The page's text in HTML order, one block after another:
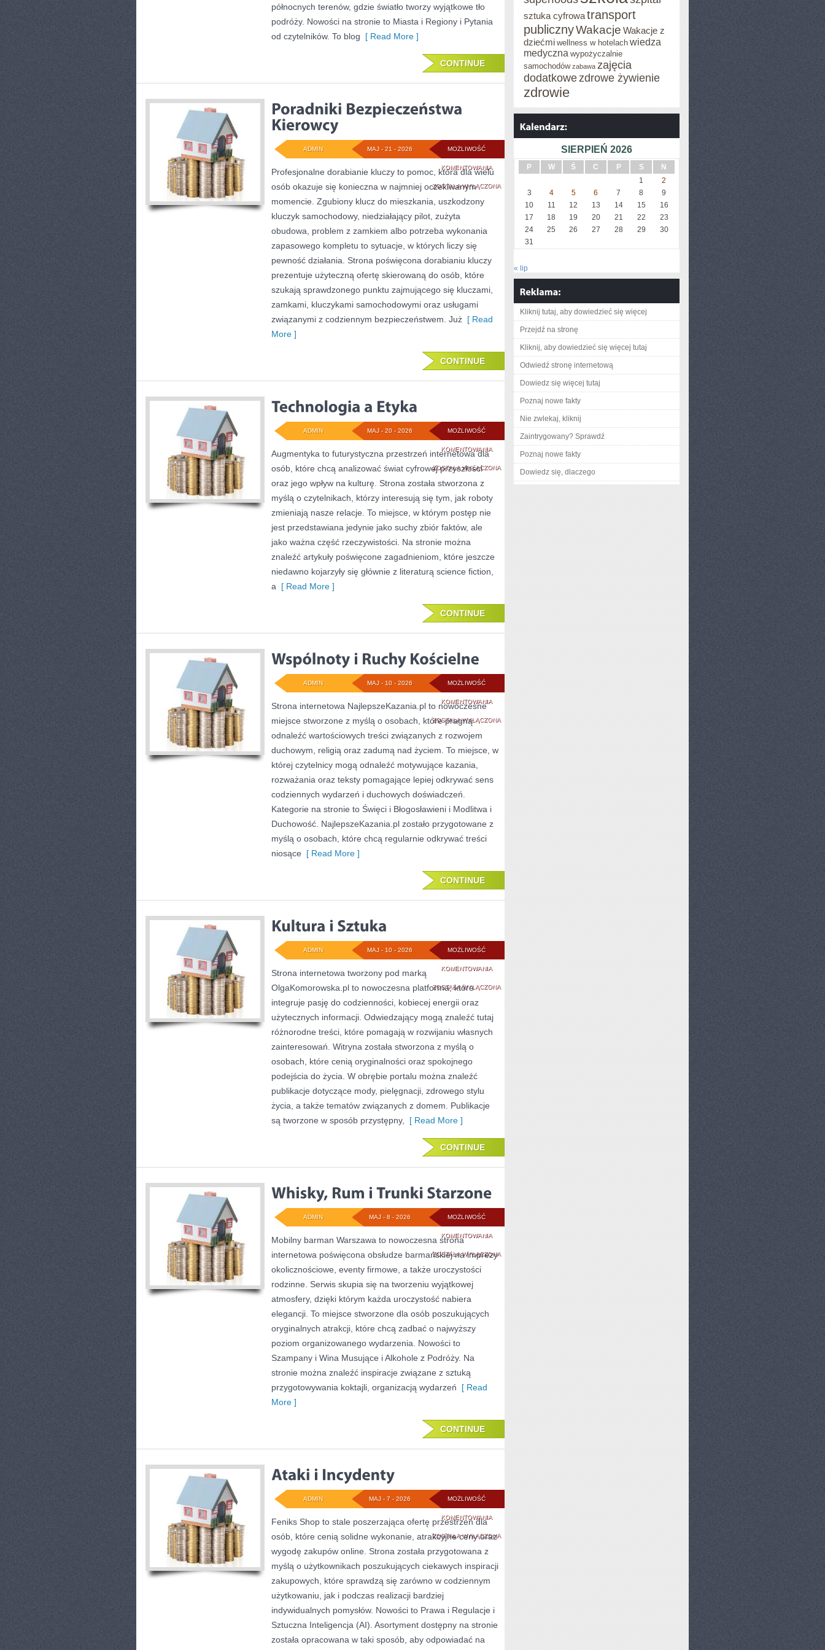
północnych terenów, gdzie światło tworzy wyjątkowe tło
podróży. Nowości na stronie to Miasta i Regiony i Pytania
od czytelników. To blog [ Read More ]
CONTINUE
MOŻLIWOŚĆ
KOMENTOWANIAPORADNIKI
BEZPIECZEŃSTWA
KIEROWCY
ZOSTAŁA WYŁĄCZONA
MAJ - 21 - 2026
ADMIN
Profesjonalne dorabianie kluczy to pomoc, która dla wielu
osób okazuje się konieczna w najmniej oczekiwanym
momencie. Zgubiony klucz do mieszkania, uszkodzony
kluczyk samochodowy, niedziałający pilot, zużyta
obudowa, problem z zamkiem albo potrzeba wykonania
zapasowego kompletu to sytuacje, w których liczy się
pewność działania. Strona poświęcona dorabianiu kluczy
prezentuje użyteczną ofertę skierowaną do osób, które
szukają sprawdzonego punktu zajmującego się kluczami,
zamkami, kluczykami samochodowymi oraz usługami
związanymi z codziennym bezpieczeństwem. Już [ Read
More ]
CONTINUE
MOŻLIWOŚĆ
KOMENTOWANIATECHNOLOGIA
A
ETYKA
ZOSTAŁA WYŁĄCZONA
MAJ - 20 - 2026
ADMIN
Augmentyka to futurystyczna przestrzeń internetowa dla
osób, które chcą analizować świat cyfrowej przyszłości
oraz jego wpływ na kulturę. Strona została stworzona z
myślą o czytelnikach, którzy interesują się tym, jak roboty
zmieniają nasze relacje. To miejsce, w którym postęp nie
jest przedstawiana jedynie jako suchy zbiór faktów, ale
jako ważna część rzeczywistości. Na stronie można
znaleźć artykuły poświęcone zagadnieniom, które jeszcze
niedawno kojarzyły się głównie z literaturą science fiction,
a [ Read More ]
CONTINUE
MOŻLIWOŚĆ
KOMENTOWANIAWSPÓLNOTY
I
RUCHY
KOŚCIELNE
ZOSTAŁA WYŁĄCZONA
MAJ - 10 - 2026
ADMIN
Strona internetowa NajlepszeKazania.pl to nowoczesne
miejsce stworzone z myślą o osobach, które pragną
odnaleźć wartościowych treści związanych z rozwojem
duchowym, religią oraz zadumą nad życiem. To miejsce, w
której czytelnicy mogą odnaleźć motywujące kazania,
rozważania oraz teksty pomagające lepiej odkrywać sens
codziennych wydarzeń i duchowych doświadczeń.
Kategorie na stronie to Święci i Błogosławieni i Modlitwa i
Duchowość. NajlepszeKazania.pl zostało przygotowane z
myślą o osobach, które chcą regularnie odkrywać treści
niosące [ Read More ]
CONTINUE
MOŻLIWOŚĆ
KOMENTOWANIAKULTURA
I
SZTUKA
ZOSTAŁA WYŁĄCZONA
MAJ - 10 - 2026
ADMIN
Strona internetowa tworzony pod marką
OlgaKomorowska.pl to nowoczesna platforma, które
integruje pasję do codzienności, kobiecej energii oraz
użytecznych informacji. Odwiedzający mogą znaleźć tutaj
różnorodne treści, które pomagają w rozwijaniu własnych
zainteresowań. Witryna została stworzona z myślą o
osobach, które cenią oryginalności oraz spokojnego
podejścia do życia. W obrębie portalu można znaleźć
publikacje dotyczące mody, pielęgnacji, zdrowego stylu
życia, a także tematów związanych z domem. Publikacje
są tworzone w sposób przystępny,
[ Read More ]
CONTINUE
MOŻLIWOŚĆ
KOMENTOWANIAWHISKY,
RUM
TRUNKI
STARZONE
ZOSTAŁA WYŁĄCZONA
MAJ - 8 - 2026
ADMIN
Mobilny barman Warszawa to nowoczesna strona
internetowa poświęcona obsłudze barmańskiej na imprezy
okolicznościowe, eventy firmowe, a także uroczystości
rodzinne. Serwis skupia się na tworzeniu wyjątkowej
atmosfery, dzięki którym każda uroczystość nabiera
elegancji. To miejsce stworzone dla osób poszukujących
oryginalnych atrakcji, które chcą zadbać o najwyższy
poziom organizowanego wydarzenia. Nowości to
Szampany i Wina Musujące i Alkohole z Podróży. Na
stronie można znaleźć inspiracje związane z sztuką
przygotowywania koktajli, organizacją wydarzeń [ Read
More ]
CONTINUE
MOŻLIWOŚĆ
KOMENTOWANIAATAKI
I
INCYDENTY
ZOSTAŁA WYŁĄCZONA
MAJ - 7 - 2026
ADMIN
Feniks Shop to stale poszerzająca ofertę przestrzeń dla
osób, które cenią solidne wykonanie, atrakcyjne ceny oraz
wygodę zakupów online. Strona została przygotowana z
myślą o użytkownikach poszukujących ciekawych inspiracji
zakupowych, które sprawdzą się zarówno w codziennym
użytkowaniu, jak i podczas realizacji bardziej
indywidualnych pomysłów. Nowości to Prawa i Regulacje i
Sztuczna Inteligencja (AI). Asortyment dostępny na stronie
została opracowana w taki sposób, aby odpowiadać na
sztuka cyfrowatransport
publicznyWakacje Wakacje z
dziećmi wellness w hotelach wiedza
medyczna wypożyczalnie
samochodów zabawa zajęcia
dodatkowezdrowe żywienie
zdrowie
SIERPIEŃ 2026
P W Ś C P S
N
1
2
3
4 5 6 7 8
9
10
11 12 13 14 15
16
17
18 19 20 21 22
23
24
25 26 27 28 29
30
31
« lip
Kliknij tutaj, aby dowiedzieć się więcej
Przejdź na stronę
Kliknij, aby dowiedzieć się więcej tutaj
Odwiedź stronę internetową
Dowiedz się więcej tutaj
Poznaj nowe fakty
Nie zwlekaj, kliknij
Zaintrygowany? Sprawdź
Poznaj nowe fakty
Dowiedz się, dlaczego